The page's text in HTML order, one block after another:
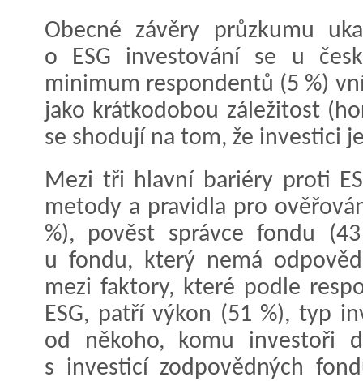
Obecné závěry průzkumu
o ESG investování se u
minimum respondentů (5 %)
jako krátkodobou záležitost
se shodují na tom, že investici
Mezi tři hlavní bariéry proti
metody a pravidla pro
%), pověst správce fondu
u fondu, který nemá
mezi faktory, které podle
ESG, patří výkon (51 %), typ
od někoho, komu investoři
s investicí zodpovědných